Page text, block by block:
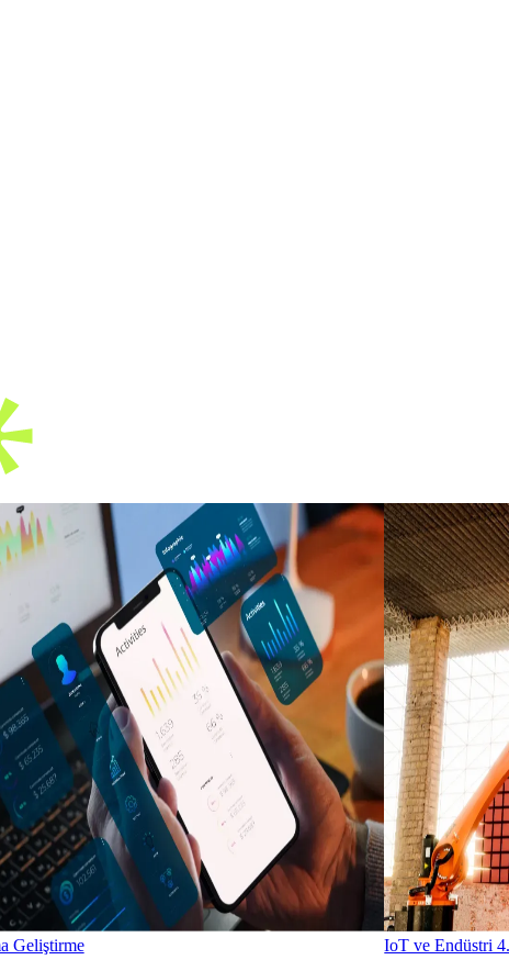
Geliştirme
IoT ve Endüstri